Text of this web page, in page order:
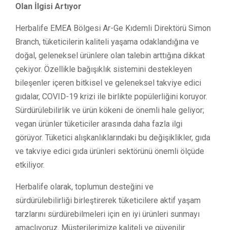
Olan İlgisi Artıyor
Herbalife EMEA Bölgesi Ar-Ge Kıdemli Direktörü Simon
Branch, tüketicilerin kaliteli yaşama odaklandığına ve
doğal, geleneksel ürünlere olan talebin arttığına dikkat
çekiyor. Özellikle bağışıklık sistemini destekleyen
bileşenler içeren bitkisel ve geleneksel takviye edici
gıdalar, COVID-19 krizi ile birlikte popülerliğini koruyor.
Sürdürülebilirlik ve ürün kökeni de önemli hale geliyor;
vegan ürünler tüketiciler arasında daha fazla ilgi
görüyor. Tüketici alışkanlıklarındaki bu değişiklikler, gıda
ve takviye edici gıda ürünleri sektörünü önemli ölçüde
etkiliyor.
Herbalife olarak, toplumun desteğini ve
sürdürülebilirliği birleştirerek tüketicilere aktif yaşam
tarzlarını sürdürebilmeleri için en iyi ürünleri sunmayı
amaçlıyoruz. Müşterilerimize kaliteli ve güvenilir